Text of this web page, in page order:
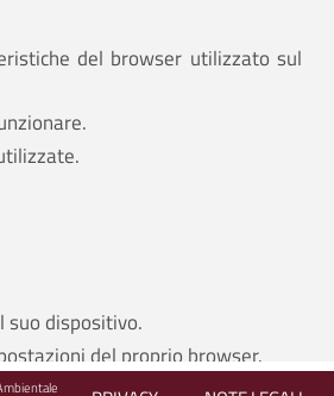
del browser utilizzato sul
suo dispositivo.
del proprio browser.
navigazione sul Sito.